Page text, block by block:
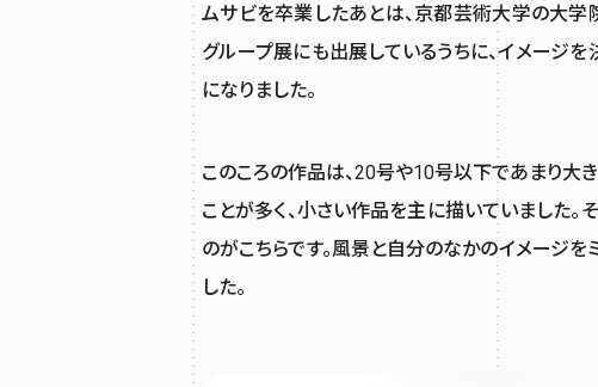
ムサビを卒業したあとは、京都芸術大学の大学
グループ展にも出展しているうちに、イメージ
になりました。
このころの作品は、20号や10号以下であまり大
ことが多く、小さい作品を主に描いていました。
のがこちらです。風景と自分のなかのイメージを
した。